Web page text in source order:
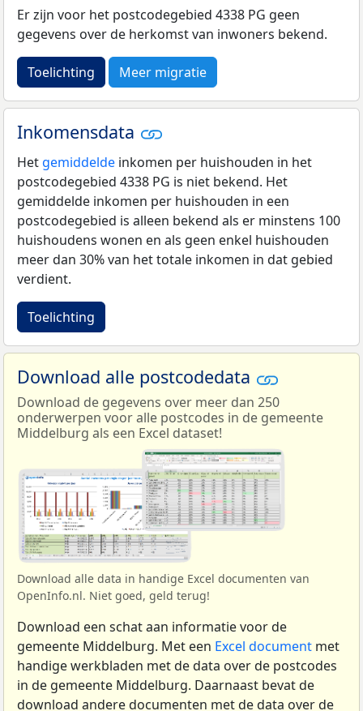
Er zijn voor het postcodegebied 4338 PG geen
gegevens over de herkomst van inwoners bekend.
Toelichting Meer migratie
Inkomensdata
Het gemiddelde inkomen per huishouden in het
postcodegebied 4338 PG is niet bekend. Het
gemiddelde inkomen per huishouden in een
postcodegebied is alleen bekend als er minstens 100
huishoudens wonen en als geen enkel huishouden
meer dan 30% van het totale inkomen in dat gebied
verdient.
Toelichting
Download alle postcodedata
Download de gegevens over meer dan 250
onderwerpen voor alle postcodes in de gemeente
Middelburg als een Excel dataset!
Download alle data in handige Excel documenten van
OpenInfo.nl. Niet goed, geld terug!
Download een schat aan informatie voor de
gemeente Middelburg. Met een Excel document met
handige werkbladen met de data over de postcodes
in de gemeente Middelburg. Daarnaast bevat de
download andere documenten met de data over de